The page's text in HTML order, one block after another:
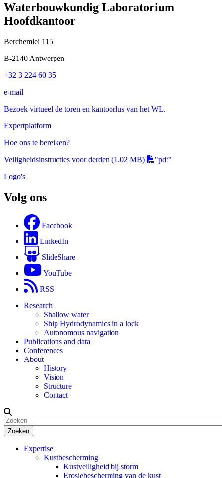
Waterbouwkundig Laboratorium
Hoofdkantoor
Berchemlei 115
B-2140 Antwerpen
+32 3 224 60 35
e-mail
Bezoek virtueel de toren en kantoorlus van het WL.
Expertplatform
Hoe ons te bereiken?
Veiligheidsinstructies voor derden (1.02 MB)
"pdf"
Logo's
Volg ons
Facebook
LinkedIn
SlideShare
YouTube
RSS
Research
Shallow water
Ship Hydrodynamics in a lock
Autonomous navigation
Publications and data
Conferences
About
History
Vision
Structure
Contact
Zoeken
Expertise
Kustbescherming
Kustveiligheid bij storm
Erosiebescherming van de kust